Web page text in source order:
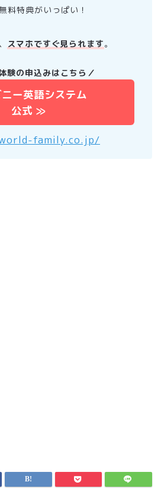
料特典がいっぱい！
スマホですぐ見られます。
験の申込みはこちら／
ー英語システム
公式 ≫
family.co.jp/